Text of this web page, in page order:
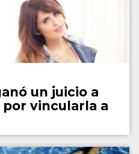
un juicio a
por vincularla a